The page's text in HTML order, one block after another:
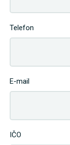
Telefon
E-mail
IČO